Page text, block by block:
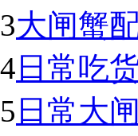
3大闸蟹
4 日常吃
5 日常大